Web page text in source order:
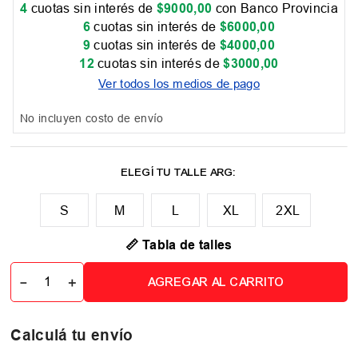
4 cuotas sin interés de $9000,00 con Banco Provincia
6 cuotas sin interés de $6000,00
9 cuotas sin interés de $4000,00
12 cuotas sin interés de$3000,00
Ver todos los medios de pago
No incluyen costo de envío
M L XL 2XL
📏 Tabla de talles
＋
－ AGREGAR AL CARRITO
Calculá tu envío